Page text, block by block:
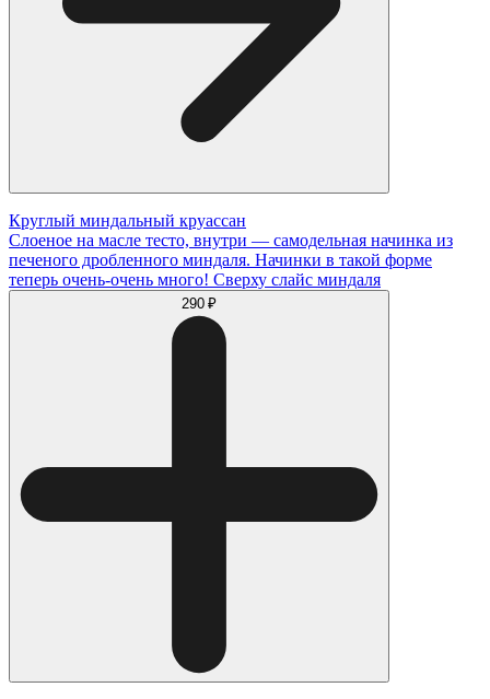
Круглый миндальный круассан
Слоеное на масле тесто, внутри — самодельная начинка из
печеного дробленного миндаля. Начинки в такой форме
теперь очень-очень много! Сверху слайс миндаля
290 ₽